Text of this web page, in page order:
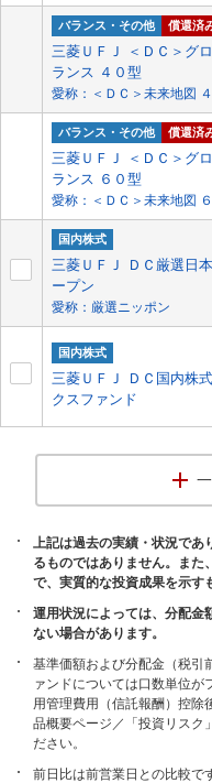
バランス・その他 償還済
三菱ＵＦＪ ＜ＤＣ＞グ
ランス ４０型
愛称：＜ＤＣ＞未来地図
バランス・その他 償還済
三菱ＵＦＪ ＜ＤＣ＞グ
ランス ６０型
愛称：＜ＤＣ＞未来地図
国内株式
三菱ＵＦＪ ＤＣ厳選日
ープン
愛称：厳選ニッポン
国内株式
三菱ＵＦＪ ＤＣ国内株
クスファンド
上記は過去の実績・状況であ
るものではありません。また
で、実質的な投資成果を示す
運用状況によっては、分配金
ない場合があります。
基準価額および分配金（税引
ァンドについては口数単位が
用管理費用（信託報酬）控除
品概要ページ／「投資リスク
ださい。
前日比は前営業日との比較で